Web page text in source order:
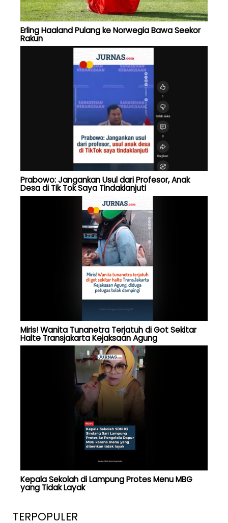
Erling Haaland Pulang ke Norwegia Bawa Seekor
Rakun
Prabowo: Jangankan Usul dari Profesor, Anak
Desa di Tik Tok Saya Tindaklanjuti
Miris! Wanita Tunanetra Terjatuh di Got Sekitar
Halte Transjakarta Kejaksaan Agung
Kepala Sekolah di Lampung Protes Menu MBG
yang Tidak Layak
TERPOPULER